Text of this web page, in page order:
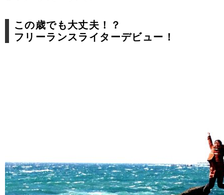
この歳でも大丈夫！？
フリーランスライターデビュー！